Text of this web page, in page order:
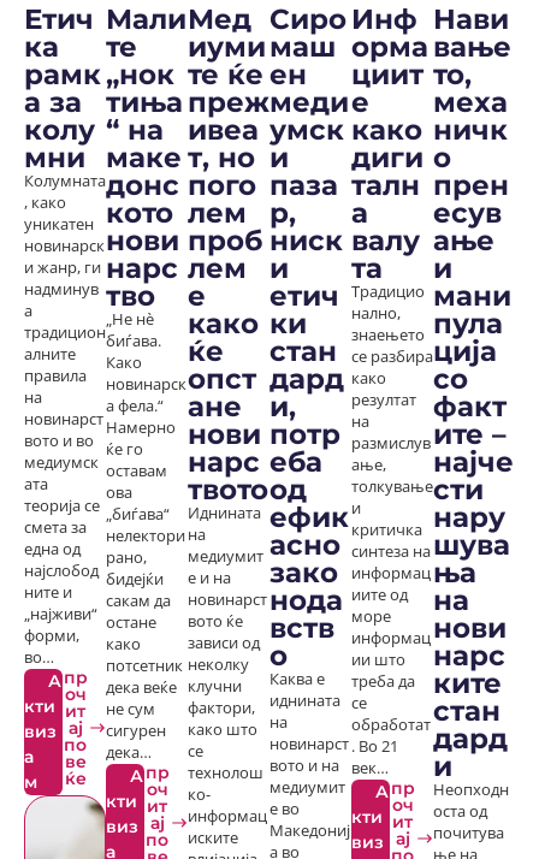
Етич
ка
рамк
а за
колу
мни
Колумната
, како
уникатен
новинарск
и жанр, ги
надминув
а
традицион
алните
правила
на
новинарст
вото и во
медиумск
ата
теорија се
смета за
една од
најслобод
ните и
„најживи“
форми,
во…
А
кти
виз
а
м
пр
оч
ит
ај
по
ве
ќе
Мали
те
„нок
тиња
“ на
маке
донс
кото
нови
нарс
тво
„Не нè
биѓава.
Како
новинарск
а фела.“
Намерно
ќе го
оставам
ова
„биѓава“
нелектори
рано,
бидејќи
сакам да
остане
како
потсетник
дека веќе
не сум
сигурен
дека…
А
кти
виз
а
пр
оч
ит
ај
по
Мед
иуми
те ќе
преж
ивеа
т, но
пого
лем
проб
лем
е
како
ќе
опст
ане
нови
нарс
твото
Иднината
на
медиумит
е и на
новинарст
вото ќе
зависи од
неколку
клучни
фактори,
како што
се
технолош
ко-
информац
иските
Сиро
маш
ен
меди
умск
и
паза
р,
ниск
и
етич
ки
стан
дард
и,
потр
еба
од
ефик
асно
зако
нода
вств
о
Каква е
иднината
на
новинарст
вото и на
медиумит
е во
Македониј
а во
Инф
орма
циит
е
како
диги
талн
а
валу
та
Традицио
нално,
знаењето
се разбира
како
резултат
на
размислув
ање,
толкување
и
критичка
синтеза на
информац
иите од
море
информац
ии што
треба да
се
обработат
. Во 21
век…
А
кти
виз
пр
оч
ит
ај
Нави
вање
то,
меха
ничк
о
прен
есув
ање
и
мани
пула
ција
со
факт
ите –
најче
сти
нару
шува
ња
на
нови
нарс
ките
стан
дард
и
Неопходн
оста од
почитува
ње на